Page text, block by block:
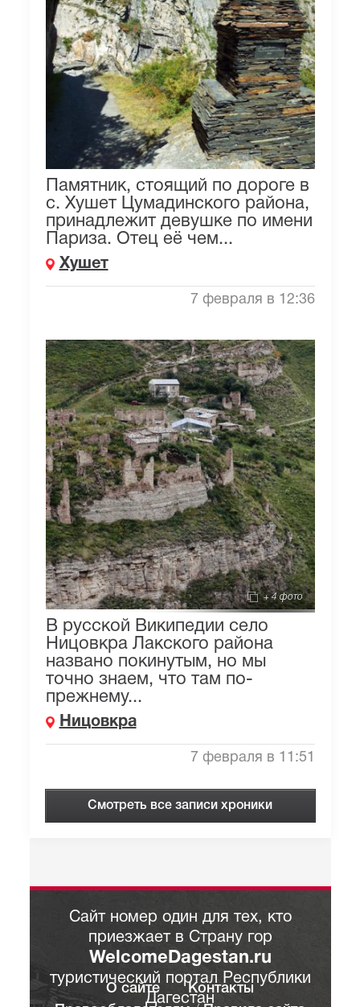
Памятник, стоящий по дороге в
с. Хушет Цумадинского района,
принадлежит девушке по имени
Париза. Отец её чем...
Хушет
7 февраля в 12:36
+ 4 фото
В русской Википедии село
Ницовкра Лакского района
названо покинутым, но мы
точно знаем, что там по-
прежнему...
Ницовкра
7 февраля в 11:51
Смотреть все записи хроники
Сайт номер один для тех, кто
приезжает в Страну гор
WelcomeDagestan.ru
туристический портал Республики
Дагестан
О сайте
Контакты